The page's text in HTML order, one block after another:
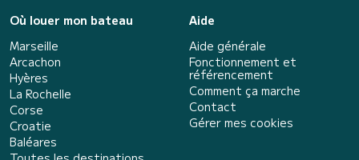
Où louer mon bateau
Marseille
Arcachon
Hyères
La Rochelle
Corse
Croatie
Baléares
Aide
Aide générale
Fonctionnement et
référencement
Comment ça marche
Contact
Gérer mes cookies